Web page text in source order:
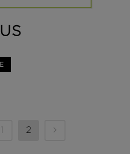
2